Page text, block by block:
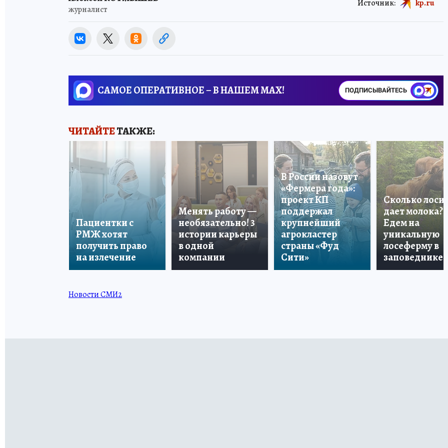
журналист
Источник: kp.ru
САМОЕ ОПЕРАТИВНОЕ – В НАШЕМ MAX! ПОДПИСЫВАЙТЕСЬ
ЧИТАЙТЕТАКЖЕ:
Пациентки с
РМЖ хотят
получить право
на излечение
Менять работу —
необязательно! 3
истории карьеры
в одной
компании
В России назовут
«Фермера года»:
проект КП
поддержал
крупнейший
агрокластер
страны «Фуд
Сити»
Сколько лосиха
дает молока?
Едем на
уникальную
лосеферму в
заповеднике!
Новости СМИ2